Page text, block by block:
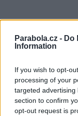
Parabola.cz - Do
Information
If you wish to opt-
processing of your
targeted
section to confirm
opt-out request is